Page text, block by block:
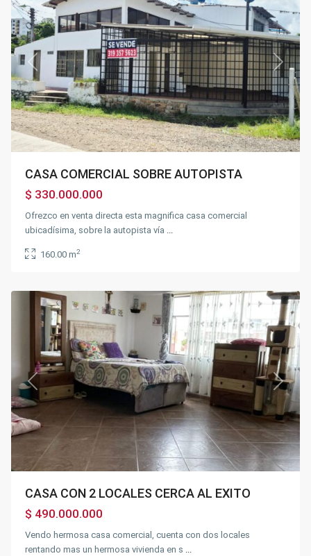
Previous Next
CASA COMERCIAL SOBRE AUTOPISTA
$ 330.000.000
Ofrezco en venta directa esta magnifica casa comercial
ubicadísima, sobre la autopista vía ...
160.00 m2
Previous Next
CASA CON 2 LOCALES CERCA AL EXITO
$ 490.000.000
Vendo hermosa casa comercial, cuenta con dos locales
rentando mas un hermosa vivienda en s ...